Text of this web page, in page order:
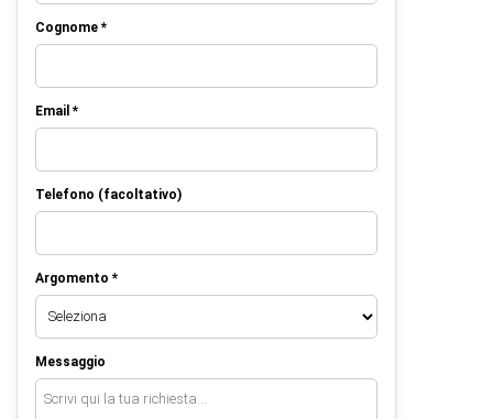
Cognome *
Email *
Telefono (facoltativo)
Argomento *
Messaggio